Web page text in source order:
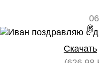
6
Скачать